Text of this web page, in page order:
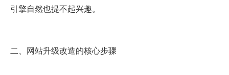
引擎自然也提不起兴趣。
二、网站升级改造的核心步骤